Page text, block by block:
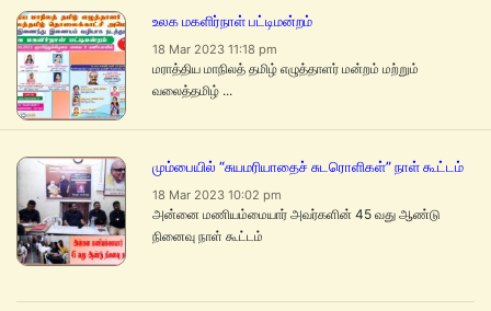
உலக மகளிர்நாள் பட்டிமன்றம்
18 Mar 2023 11:18 pm
மராத்திய மாநிலத் தமிழ் எழுத்தாளர் மன்றம் மற்றும்
வலைத்தமிழ் ...
மும்பையில் “சுயமரியாதைச் சுடரொளிகள்” நாள் கூட்டம்
18 Mar 2023 10:02 pm
அன்னை மணியம்மையார் அவர்களின் 45 வது ஆண்டு
நினைவு நாள் கூட்டம்